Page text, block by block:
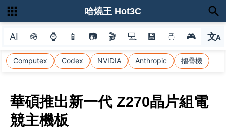
AI 🪖 ⌚ 📱 📷 🎬 💻 💾 🖱 🎮 文A
選
Computex Codex NVIDIA Anthropic 摺疊機
哈燒王 Hot3C
華碩推出新一代 Z270晶片組電
競主機板